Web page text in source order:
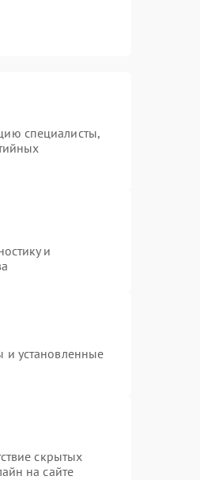
специалисты,
и
и установленные
скрытых
на сайте